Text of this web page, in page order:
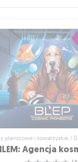
Delisie: Wielka
Okaż wsparcie, zostań
sławę!
☆
☆
☆
☆
☆ (0
Wysyłka dzisiaj
99 ,95 zł 60,00